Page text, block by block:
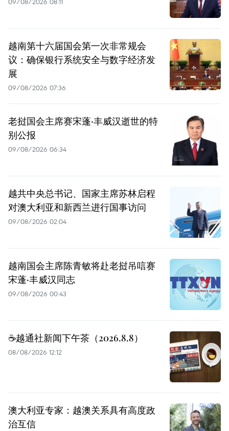
越南第十六届国会第一次非常规会
议：确保银行系统安全与数字经济发
展
09/08/2026 07:36
老挝国会主席赛宋蓬·丰威汉逝世的特
别公报
09/08/2026 06:34
越共中央总书记、国家主席苏林启程
对澳大利亚和新西兰进行国事访问
09/08/2026 02:04
越南国会主席陈青敏将赴老挝吊唁赛
宋蓬·丰威汉同志
09/08/2026 00:43
☕️越通社新闻下午茶（2026.8.8）
08/08/2026 12:12
澳大利亚专家：越澳关系具有高度政
治互信